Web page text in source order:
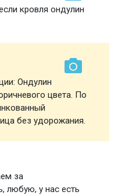
кровля ондулин
Ондулин
цвета. По
без удорожания.
за
любую, у нас есть